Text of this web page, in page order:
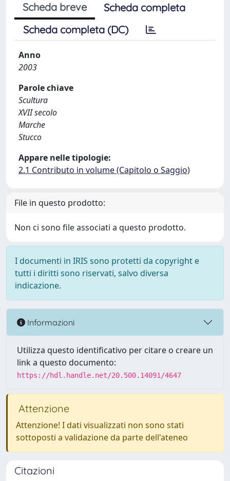
Scheda breve
Scheda completa
Scheda completa (DC)
Anno
2003
Parole chiave
Scultura
XVII secolo
Marche
Stucco
Appare nelle tipologie:
2.1 Contributo in volume (Capitolo o Saggio)
File in questo prodotto:
Non ci sono file associati a questo prodotto.
I documenti in IRIS sono protetti da copyright e
tutti i diritti sono riservati, salvo diversa
indicazione.
Informazioni
Utilizza questo identificativo per citare o creare un
link a questo documento:
https://hdl.handle.net/20.500.14091/4647
Attenzione
Attenzione! I dati visualizzati non sono stati
sottoposti a validazione da parte dell'ateneo
Citazioni